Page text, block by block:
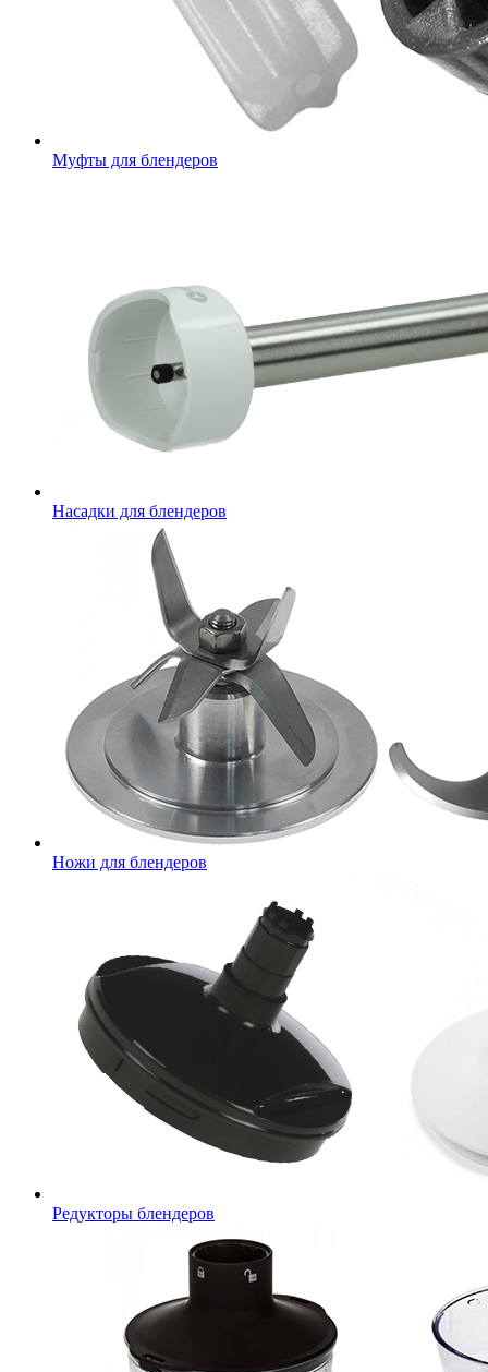
Муфты для блендеров
Насадки для блендеров
Ножи для блендеров
Редукторы блендеров